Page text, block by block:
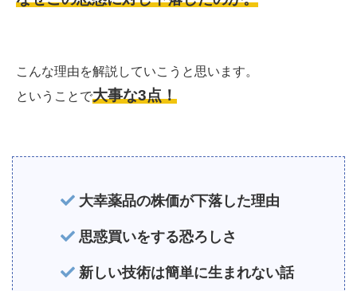
こんな理由を解説していこうと思います。
ということで大事な3点！
大幸薬品の株価が下落した理由
思惑買いをする恐ろしさ
新しい技術は簡単に生まれない話